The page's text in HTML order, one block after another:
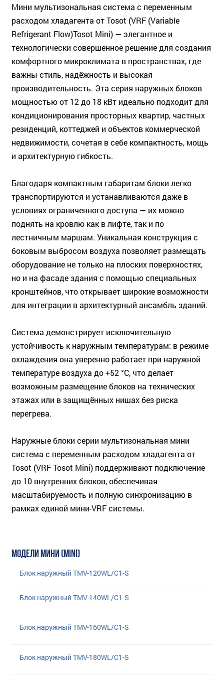
Мини мультизональная система с переменным
расходом хладагента от Tosot (VRF (Variable
Refrigerant Flow)Tosot Mini) — элегантное и
технологически совершенное решение для создания
комфортного микроклимата в пространствах, где
важны стиль, надёжность и высокая
производительность. Эта серия наружных блоков
мощностью от 12 до 18 кВт идеально подходит для
кондиционирования просторных квартир, частных
резиденций, коттеджей и объектов коммерческой
недвижимости, сочетая в себе компактность, мощь
и архитектурную гибкость.
Благодаря компактным габаритам блоки легко
транспортируются и устанавливаются даже в
условиях ограниченного доступа — их можно
поднять на кровлю как в лифте, так и по
лестничным маршам. Уникальная конструкция с
боковым выбросом воздуха позволяет размещать
оборудование не только на плоских поверхностях,
но и на фасаде здания с помощью специальных
кронштейнов, что открывает широкие возможности
для интеграции в архитектурный ансамбль зданий.
Система демонстрирует исключительную
устойчивость к наружным температурам: в режиме
охлаждения она уверенно работает при наружной
температуре воздуха до +52 °C, что делает
возможным размещение блоков на технических
этажах или в защищённых нишах без риска
перегрева.
Наружные блоки серии мультизональная мини
система с переменным расходом хладагента от
Tosot (VRF Tosot Mini) поддерживают подключение
до 10 внутренних блоков, обеспечивая
масштабируемость и полную синхронизацию в
рамках единой мини-VRF системы.
МОДЕЛИ МИНИ (MINI)
Блок наружный TMV-120WL/C1-S
Блок наружный TMV-140WL/C1-S
Блок наружный TMV-160WL/C1-S
Блок наружный TMV-180WL/C1-S